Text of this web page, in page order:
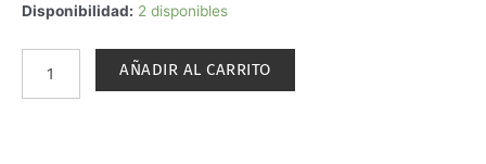
Disponibilidad: 2 disponibles
PIGMENTO
TIERRA.
AÑADIR AL CARRITO